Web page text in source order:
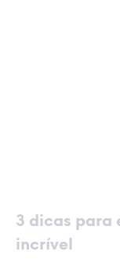
3 dicas para
incrível